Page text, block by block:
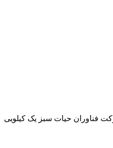
فناوران حیات سبز یک کیلویی